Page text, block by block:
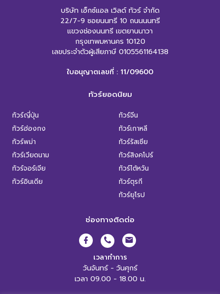
บริษัท เอ็กซ์แอล เวิลด์ ทัวร์ จำกัด
22/7-9 ซอยนนทรี 10 ถนนนนทรี
แขวงช่องนนทรี เขตยานนาวา
กรุงเทพมหานคร 10120
เลขประจำตัวผู้เสียภาษี 0105561164138
ใบอนุญาตเลขที่ : 11/09600
ทัวร์ยอดนิยม
ทัวร์ญี่ปุ่น
ทัวร์ฮ่องกง
ทัวร์พม่า
ทัวร์เวียดนาม
ทัวร์จอร์เจีย
ทัวร์อินเดีย
ทัวร์จีน
ทัวร์เกาหลี
ทัวร์รัสเซีย
ทัวร์สิงคโปร์
ทัวร์ไต้หวัน
ทัวร์ตุรกี
ทัวร์ยุโรป
ช่องทางติดต่อ
เวลาทำการ
วันจันทร์ - วันศุกร์
เวลา 09.00 - 18.00 น.